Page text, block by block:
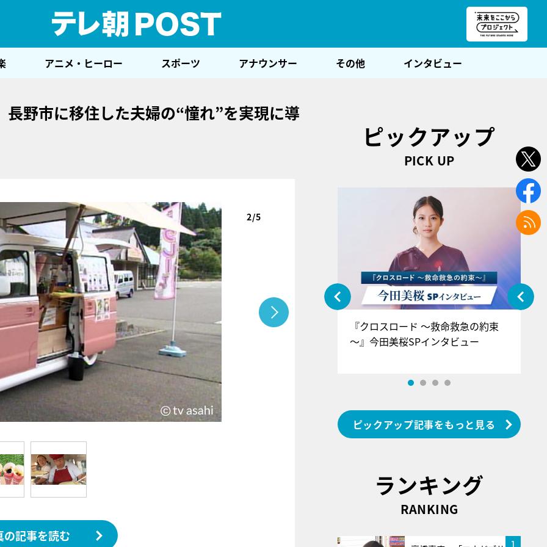
アニメ・ヒーロー スポーツ アナウンサー その他 インタビュー
野市に移住した夫婦の“憧れ”を実現に導
2/5
の記事を読む
ピックアップ
PICK UP
『アイ＝ラブ！げーみんぐ』＝LOV
E齋藤樹愛羅＆佐々木舞香SPインタ
ビュー
『クロスロード ～救命救急の約束
～』今田美桜SPインタビュー
ピックアップ記事をもっと見る
ランキング
RANKING
1